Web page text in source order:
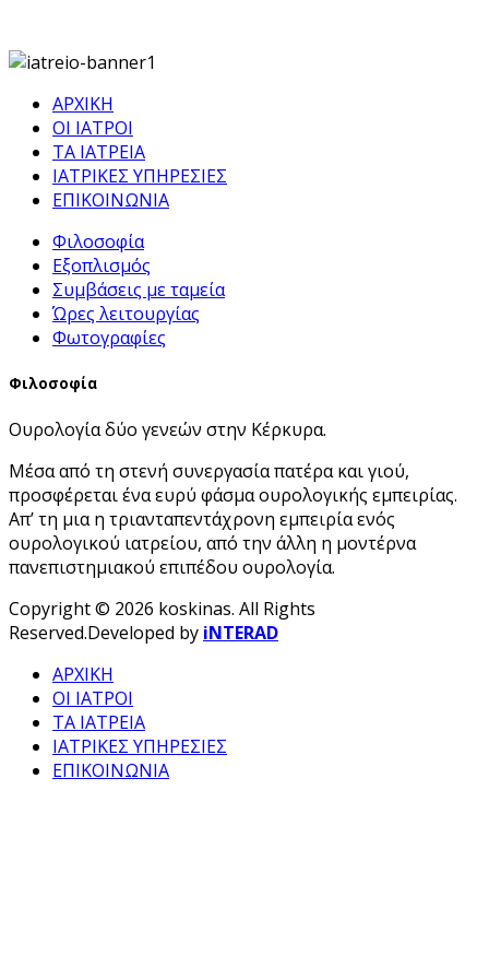
ΑΡΧΙΚΗ
ΟΙ ΙΑΤΡΟΙ
ΤΑ ΙΑΤΡΕΙΑ
ΙΑΤΡΙΚΕΣ ΥΠΗΡΕΣΙΕΣ
ΕΠΙΚΟΙΝΩΝΙΑ
Φιλοσοφία
Εξοπλισμός
Συμβάσεις με ταμεία
Ώρες λειτουργίας
Φωτογραφίες
Φιλοσοφία
Ουρολογία δύο γενεών στην Κέρκυρα.
Μέσα από τη στενή συνεργασία πατέρα και γιού,
προσφέρεται ένα ευρύ φάσμα ουρολογικής εμπειρίας.
Απ’ τη μια η τριανταπεντάχρονη εμπειρία ενός
ουρολογικού ιατρείου, από την άλλη η μοντέρνα
πανεπιστημιακού επιπέδου ουρολογία.
Copyright © 2026 koskinas. All Rights
Reserved.Developed by iNTERAD
ΑΡΧΙΚΗ
ΟΙ ΙΑΤΡΟΙ
ΤΑ ΙΑΤΡΕΙΑ
ΙΑΤΡΙΚΕΣ ΥΠΗΡΕΣΙΕΣ
ΕΠΙΚΟΙΝΩΝΙΑ